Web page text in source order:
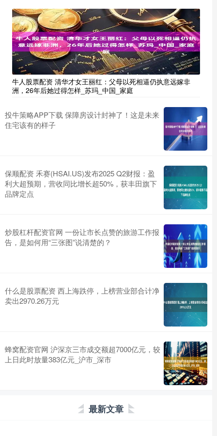
牛人股票配资 清华才女王丽红：父母以死相逼仍执意远嫁非
洲，26年后她过得怎样_苏玛_中国_家庭
投牛策略APP下载 保障房设计封神了！这是未来
住宅该有的样子
保顺配资 禾赛(HSAI.US)发布2025 Q2财报：盈
利大超预期，营收同比增长超50%，获丰田旗下
品牌定点
炒股杠杆配资官网 一份让市长点赞的旅游工作报
告，是如何用“三张图”说清楚的？
什么是股票配资 西上海跌停，上榜营业部合计净
卖出2970.26万元
蜂窝配资官网 沪深京三市成交额超7000亿元，较
上日此时放量383亿元_沪市_深市
最新文章